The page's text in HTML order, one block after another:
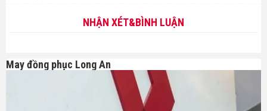
NHẬN XÉT&BÌNH LUẬN
May đồng phục Long An